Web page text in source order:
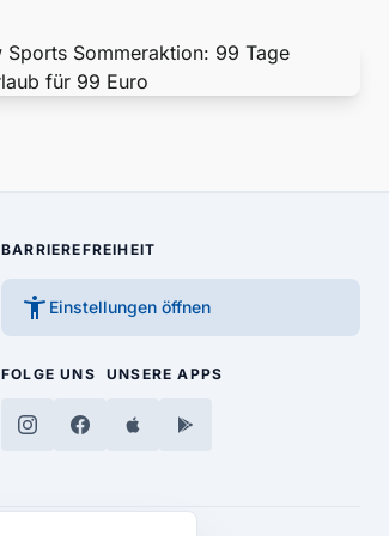
BARRIEREFREIHEIT
accessibility_new Einstellungen öffnen
FOLGE UNS UNSERE APPS